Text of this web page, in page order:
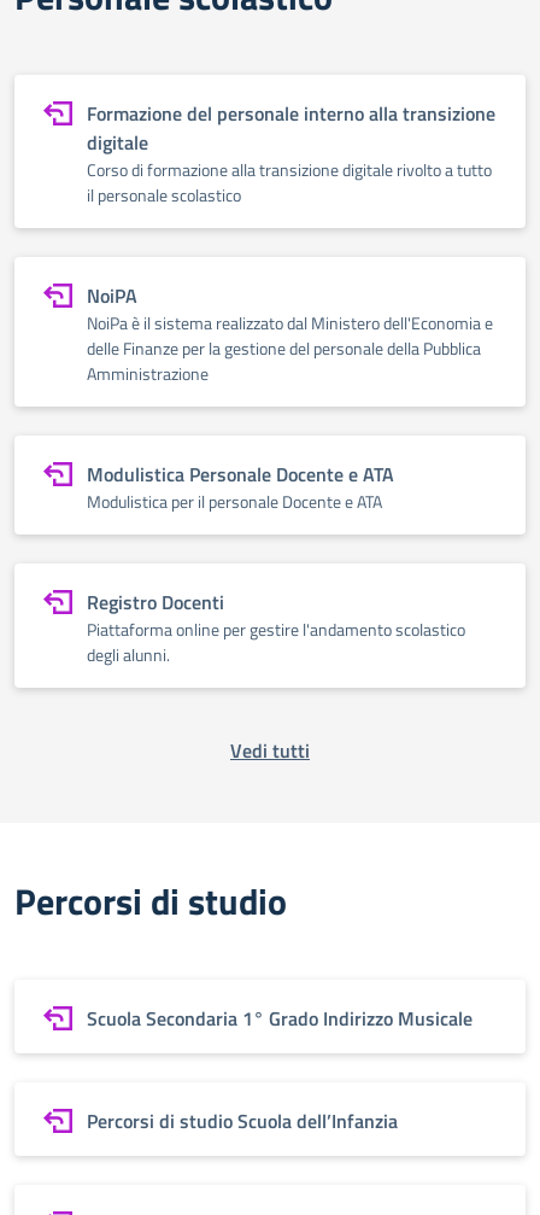
Formazione del personale interno alla transizione
digitale
Corso di formazione alla transizione digitale rivolto a tutto
il personale scolastico
NoiPA
NoiPa è il sistema realizzato dal Ministero dell'Economia e
delle Finanze per la gestione del personale della Pubblica
Amministrazione
Modulistica Personale Docente e ATA
Modulistica per il personale Docente e ATA
Registro Docenti
Piattaforma online per gestire l'andamento scolastico
degli alunni.
Vedi tutti
Percorsi di studio
Scuola Secondaria 1° Grado Indirizzo Musicale
Percorsi di studio Scuola dell’Infanzia